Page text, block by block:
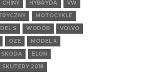
CHINY HYBRYDA
VW
MOTOCYKLE
S WODÓR
VOLVO
OZE
MODEL X
SKODA
ELON
SKUTERY 2018